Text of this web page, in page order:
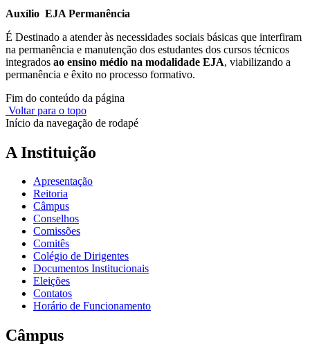
Auxílio EJA Permanência
É Destinado a atender às necessidades sociais básicas que interfiram
na permanência e manutenção dos estudantes dos cursos técnicos
integrados ao ensino médio na modalidade EJA, viabilizando a
permanência e êxito no processo formativo.
Fim do conteúdo da página
Voltar para o topo
Início da navegação de rodapé
A Instituição
Apresentação
Reitoria
Câmpus
Conselhos
Comissões
Comitês
Colégio de Dirigentes
Documentos Institucionais
Eleições
Contatos
Horário de Funcionamento
Câmpus